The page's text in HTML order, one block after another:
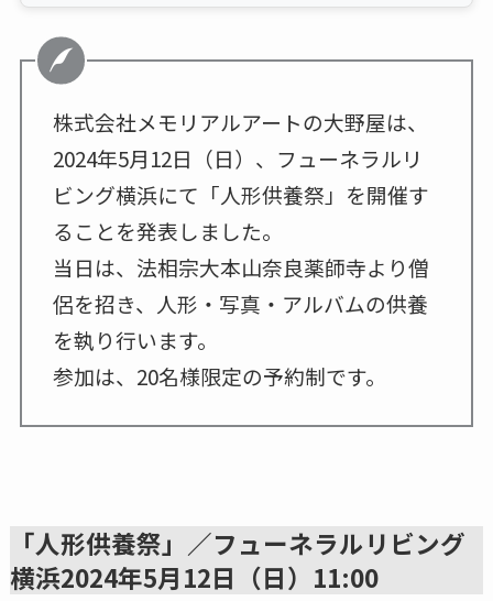
株式会社メモリアルアートの大野屋は、
2024年5月12日（日）、フューネラルリ
ビング横浜にて「人形供養祭」を開催す
ることを発表しました。
当日は、法相宗大本山奈良薬師寺より僧
侶を招き、人形・写真・アルバムの供養
を執り行います。
参加は、20名様限定の予約制です。
「人形供養祭」／フューネラルリビング
横浜2024年5月12日（日）11:00